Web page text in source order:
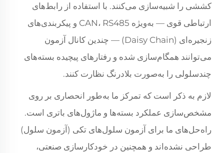
کششی را شبیه‌سازی می‌کنند. با استفاده از رابط‌های
ارتباطی قوی — به‌ویژه CAN، RS485 و پیکربندی‌های
زنجیره‌ای (Daisy Chain) — چندین کانال آزمون
می‌توانند همگام‌سازی شده و رفتارهای پیچیده بسته‌های
چندسلولی را به‌صورت بلادرنگ نظارت کنند.
لازم به ذکر است که تمرکز ما به‌طور انحصاری بر روی
مشخص‌سازی عملکرد بسته‌ها و ماژول‌های باتری است.
راه‌حل‌های ما برای آزمون سلول‌های تکی (آزمون سلول)
طراحی نشده‌اند و همچنین در خودکارسازی صنعتی،